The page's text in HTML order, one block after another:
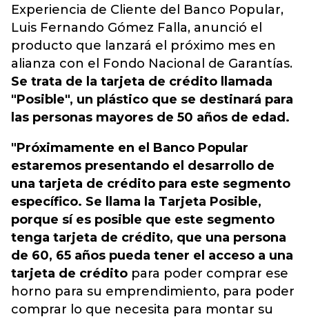
Experiencia de Cliente del Banco Popular,
Luis Fernando Gómez Falla, anunció el
producto que lanzará el próximo mes en
alianza con el Fondo Nacional de Garantías.
Se trata de la tarjeta de crédito llamada
"Posible", un plástico que se destinará para
las personas mayores de 50 años de edad.
"Próximamente en el Banco Popular
estaremos presentando el desarrollo de
una tarjeta de crédito para este segmento
específico. Se llama la Tarjeta Posible,
porque sí es posible que este segmento
tenga tarjeta de crédito, que una persona
de 60, 65 años pueda tener el acceso a una
tarjeta de crédito para poder comprar ese
horno para su emprendimiento, para poder
comprar lo que necesita para montar su